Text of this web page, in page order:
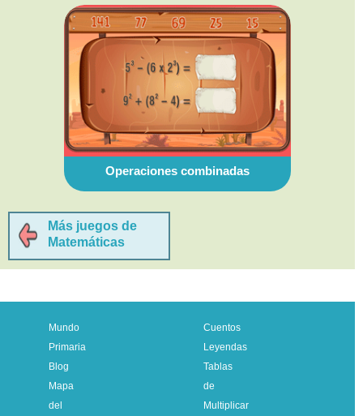
Operaciones combinadas
Más juegos de
Matemáticas
Mundo
Primaria
Blog
Mapa
del
Cuentos
Leyendas
Tablas
de
Multiplicar